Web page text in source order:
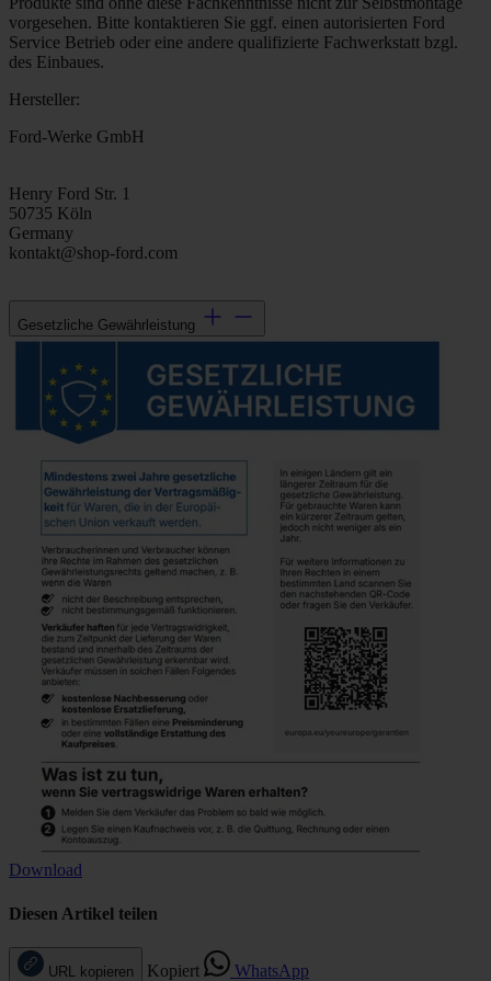
vorgesehen. Bitte kontaktieren Sie ggf. einen autorisierten Ford
Service Betrieb oder eine andere qualifizierte Fachwerkstatt bzgl.
des Einbaues.
Hersteller:
Ford-Werke GmbH
Henry Ford Str. 1
50735 Köln
Germany
kontakt@shop-ford.com
Gesetzliche Gewährleistung
Download
Diesen Artikel teilen
URL kopieren Kopiert WhatsApp